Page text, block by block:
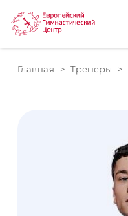
Главная Тренеры